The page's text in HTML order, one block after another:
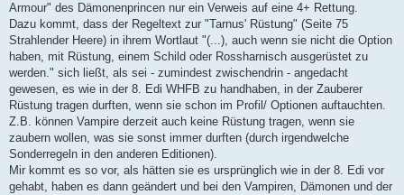
Armour" des Dämonenprincen nur ein Verweis auf eine 4+ Rettung.
Dazu kommt, dass der Regeltext zur "Tarnus' Rüstung" (Seite 75
Strahlender Heere) in ihrem Wortlaut "(...), auch wenn sie nicht die Option
haben, mit Rüstung, einem Schild oder Rossharnisch ausgerüstet zu
werden." sich ließt, als sei - zumindest zwischendrin - angedacht
gewesen, es wie in der 8. Edi WHFB zu handhaben, in der Zauberer
Rüstung tragen durften, wenn sie schon im Profil/ Optionen auftauchten.
Z.B. können Vampire derzeit auch keine Rüstung tragen, wenn sie
zaubern wollen, was sie sonst immer durften (durch irgendwelche
Sonderregeln in den anderen Editionen).
Mir kommt es so vor, als hätten sie es ursprünglich wie in der 8. Edi vor
gehabt, haben es dann geändert und bei den Vampiren, Dämonen und der